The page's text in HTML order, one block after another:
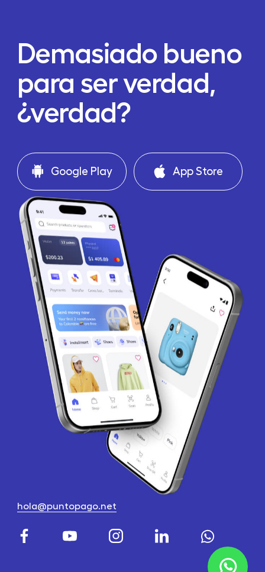
Demasiado bueno
para ser verdad,
¿verdad?
Google Play App Store
hola@puntopago.net